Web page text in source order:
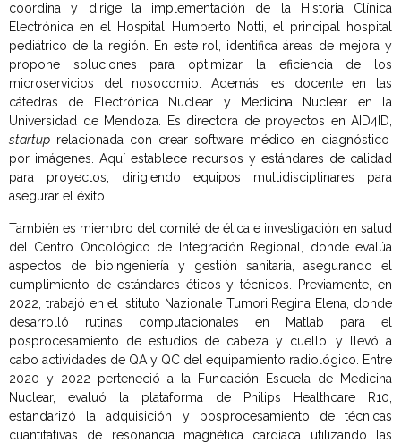
coordina y dirige la implementación de la Historia Clínica
Electrónica en el Hospital Humberto Notti, el principal hospital
pediátrico de la región. En este rol, identifica áreas de mejora y
propone soluciones para optimizar la eficiencia de los
microservicios del nosocomio. Además, es docente en las
cátedras de Electrónica Nuclear y Medicina Nuclear en la
Universidad de Mendoza. Es directora de proyectos en AID4ID,
startup relacionada con crear software médico en diagnóstico
por imágenes. Aquí establece recursos y estándares de calidad
para proyectos, dirigiendo equipos multidisciplinares para
asegurar el éxito.
También es miembro del comité de ética e investigación en salud
del Centro Oncológico de Integración Regional, donde evalúa
aspectos de bioingeniería y gestión sanitaria, asegurando el
cumplimiento de estándares éticos y técnicos. Previamente, en
2022, trabajó en el Istituto Nazionale Tumori Regina Elena, donde
desarrolló rutinas computacionales en Matlab para el
posprocesamiento de estudios de cabeza y cuello, y llevó a
cabo actividades de QA y QC del equipamiento radiológico. Entre
2020 y 2022 perteneció a la Fundación Escuela de Medicina
Nuclear, evaluó la plataforma de Philips Healthcare R10,
estandarizó la adquisición y posprocesamiento de técnicas
cuantitativas de resonancia magnética cardíaca utilizando las